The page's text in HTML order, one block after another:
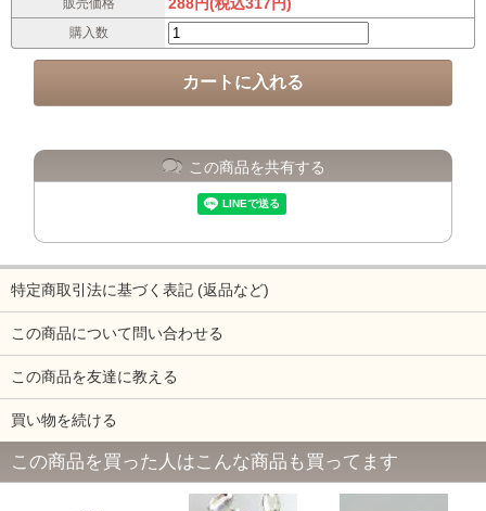
販売価格
購入数
この商品を共有する
特定商取引法に基づく表記 (返品など)
この商品について問い合わせる
この商品を友達に教える
買い物を続ける
この商品を買った人はこんな商品も買ってます